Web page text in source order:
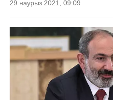
29 наурыз 2021, 09:09